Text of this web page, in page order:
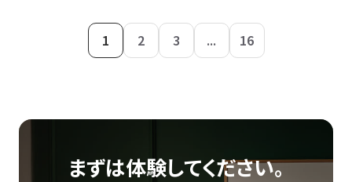
1 2 3 ... 16
まずは体験してください。